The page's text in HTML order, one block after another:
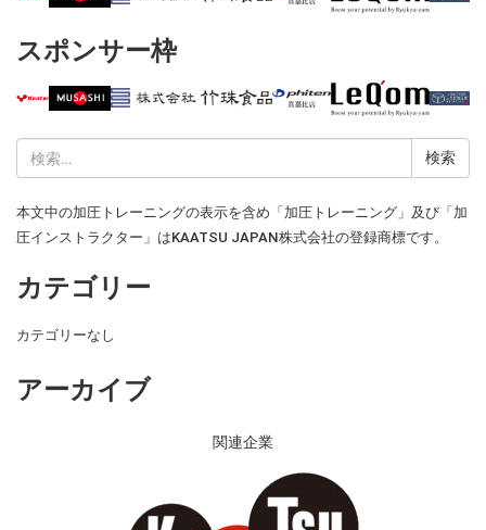
スポンサー枠
索:
本文中の加圧トレーニングの表示を含め「加圧トレーニング」及び「加
圧インストラクター」はKAATSU JAPAN株式会社の登録商標です。
カテゴリー
カテゴリーなし
アーカイブ
関連企業